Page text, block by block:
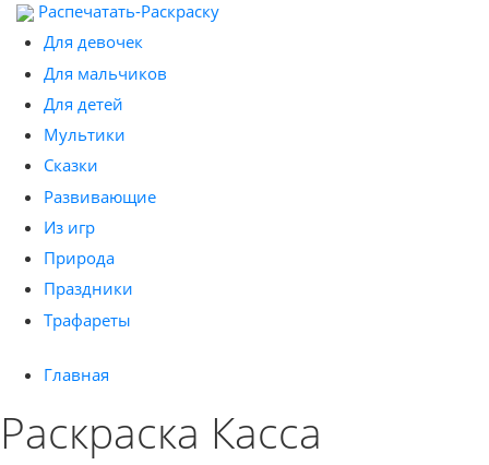
Распечатать-Раскраску
Для девочек
Для мальчиков
Для детей
Мультики
Сказки
Развивающие
Из игр
Природа
Праздники
Трафареты
Главная
Раскраска Касса